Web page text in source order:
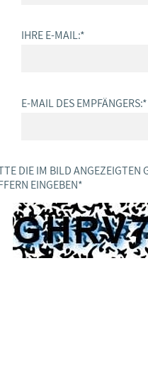
IHRE E-MAIL:*
E-MAIL DES EMPFÄNGERS:*
DIE IM BILD ANGEZEIGTEN
EINGEBEN *